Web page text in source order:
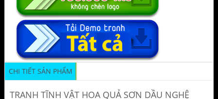
CHI TIẾT SẢN PHẨM
TRANH TĨNH VẬT HOA QUẢ SƠN DẦU NGHỆ